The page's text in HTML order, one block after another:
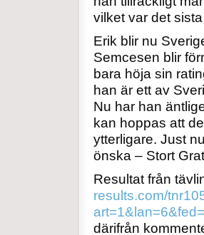
vilket var det
Erik blir nu
Semcesen blir
bara höja sin
han är ett av
Nu har han
kan hoppas att
ytterligare. Just
önska – Stort
Resultat från
results.com/
därifrån